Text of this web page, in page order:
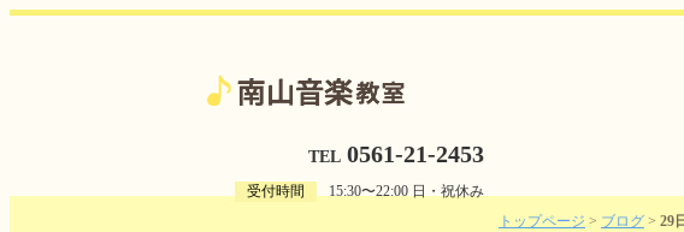
TEL 0561-21-2453
受付時間 15:30〜22:00 日・祝休み
トップページ > ブログ > 29